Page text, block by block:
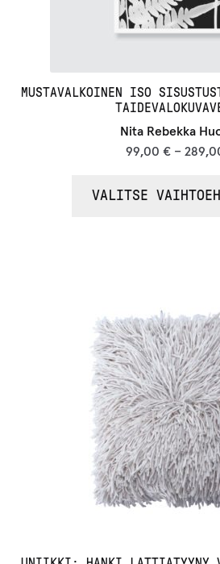
MUSTAVALKOINEN ISO
Nita Rebekka
99,00 €–
VALITSE